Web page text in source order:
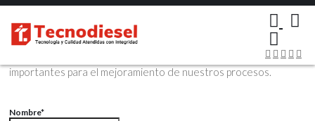
Contáctenos Vía Email
Envíenos sus datos con sus comentarios, sus opiniones son muy
importantes para el mejoramiento de nuestros procesos.
Nombre*